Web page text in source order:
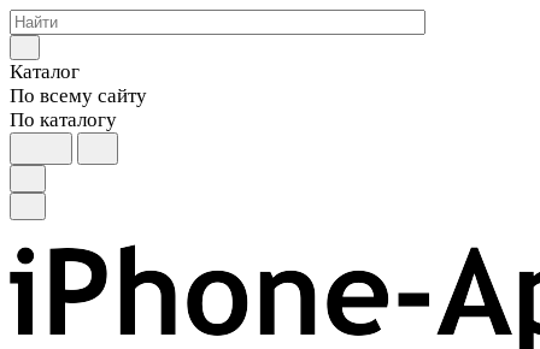
Каталог
По всему сайту
По каталогу